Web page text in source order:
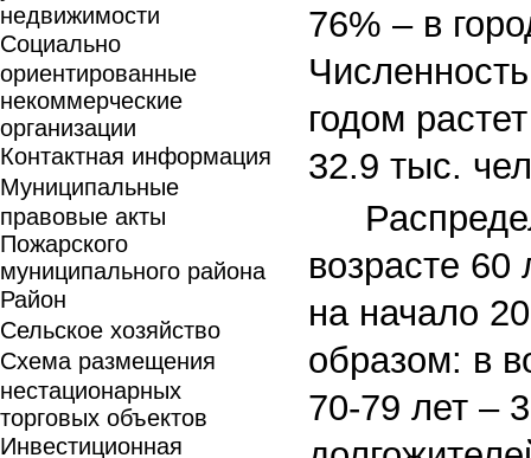
недвижимости
Социально
ориентированные
некоммерческие
организации
Контактная информация
Муниципальные
правовые акты
Пожарского
муниципального района
Район
Сельское хозяйство
Схема размещения
нестационарных
торговых объектов
Инвестиционная
76% – в
годом
32.9 тыс.
возрасте
на начало
образом: в
70-79 лет –